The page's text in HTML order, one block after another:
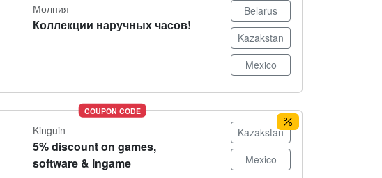
Молния
Коллекции наручных часов!
Belarus
Kazakstan
Mexico
COUPON CODE
Kinguin
5% discount on games,
software & ingame
Kazakstan
Mexico